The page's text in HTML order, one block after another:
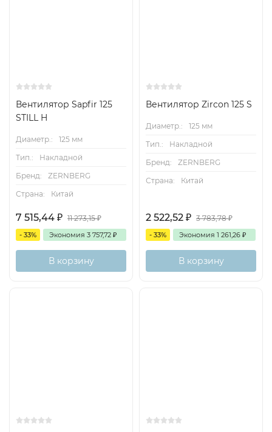
Вентилятор Sapfir 125
STILL H
Диаметр.:
125 мм
Тип.:
Накладной
Бренд:
ZERNBERG
Страна:
Китай
7 515,44 ₽ 11 273,15₽
- 33% Экономия 3 757,72 ₽
В корзину
Вентилятор Zircon 125 S
Диаметр.:
125 мм
Тип.:
Накладной
Бренд:
ZERNBERG
Страна:
Китай
2 522,52 ₽ 3 783,78₽
- 33% Экономия 1 261,26 ₽
В корзину